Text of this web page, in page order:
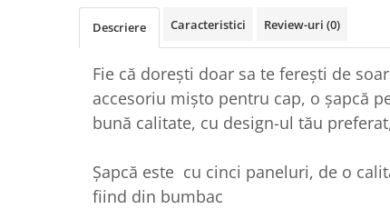
Tricouri Animalute
Tricouri Gameri
Tricouri Mesaje Virale
Tricouri Vesele
Tricouri Copii
Descriere Caracteristici Review-uri (0)
Fie că doreşti doar sa te fereşti de
accesoriu mişto pentru cap, o şapcă
bună calitate, cu design-ul tău
Șapcă este cu cinci paneluri, de o
fiind din bumbac